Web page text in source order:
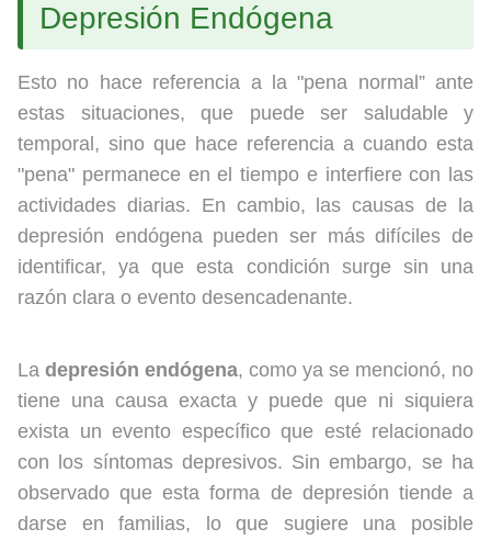
Depresión Endógena
Esto no hace referencia a la "pena normal” ante
estas situaciones, que puede ser saludable y
temporal, sino que hace referencia a cuando esta
"pena" permanece en el tiempo e interfiere con las
actividades diarias. En cambio, las causas de la
depresión endógena pueden ser más difíciles de
identificar, ya que esta condición surge sin una
razón clara o evento desencadenante.
La depresión endógena, como ya se mencionó, no
tiene una causa exacta y puede que ni siquiera
exista un evento específico que esté relacionado
con los síntomas depresivos. Sin embargo, se ha
observado que esta forma de depresión tiende a
darse en familias, lo que sugiere una posible